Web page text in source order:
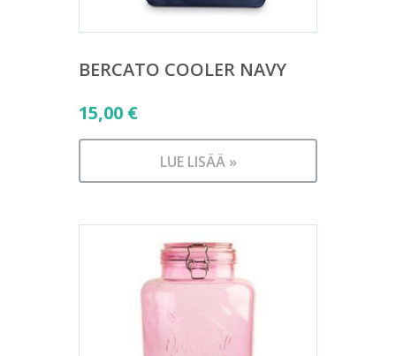
BERCATO COOLER NAVY
15,00 €
LUE LISÄÄ »